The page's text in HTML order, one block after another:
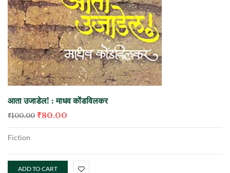
आता उजाडेल! : माधव कोंडविलकर
₹100.00 ₹80.00
Fiction
ADD TO CART